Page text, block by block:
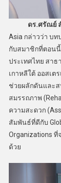
ดร.ศรัณย์
Asia กล่าวว่า บท
กับสมาชิกที่ตอนนี้
ประเทศไทย สา
เกาหลีใต้ ออสเต
ช่วยผลักดันและ
สมรรถภาพ
ความสะดวก
สัมพันธ์ที่ดีกับ
Organizations
ด้วย